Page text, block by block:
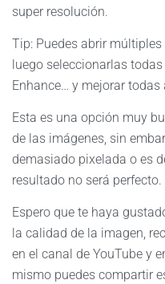
super resolución.
Tip: Puedes abrir
luego seleccionarlas
Enhance… y mejorar todas
Esta es una opción muy
de las imágenes, sin
demasiado pixelada o es
resultado no será perfecto.
Espero que te haya
la calidad de la imagen,
en el canal de YouTube y
mismo puedes compartir